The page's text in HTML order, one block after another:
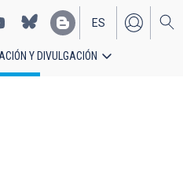
EN
ES
Y DIVULGACIÓN